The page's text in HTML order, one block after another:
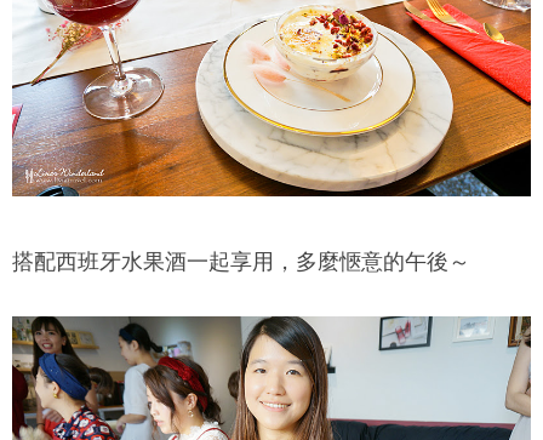
搭配西班牙水果酒一起享用，多麼愜意的午後～